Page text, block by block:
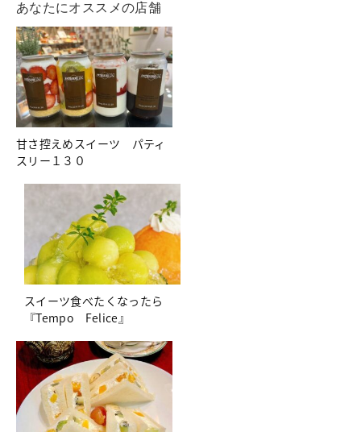
あなたにオススメの店舗
甘さ控えめスイーツ パティ
スリー１３０
スイーツ食べたくなったら
『Tempo Felice』